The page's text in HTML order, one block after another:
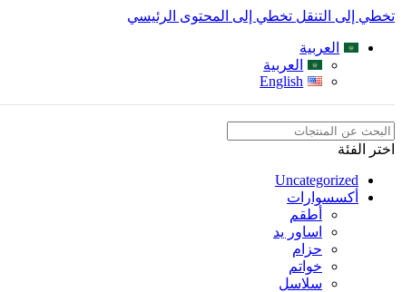
تخطي إلى التنقل تخطي إلى المحتوى الرئيسي
العربية
العربية
English
اختر الفئة
Uncategorized
أكسسوارات
أطقم
اساور يد
حزام
خواتم
سلاسل